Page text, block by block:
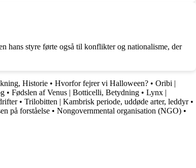
hans styre førte også til konflikter og nationalisme, der
Historie • Hvorfor fejrer vi Halloween? • Oribi |
• Fødslen af Venus | Botticelli, Betydning • Lynx |
• Trilobitten | Kambrisk periode, uddøde arter, leddyr•
på forståelse • Nongovernmental organisation (NGO) •